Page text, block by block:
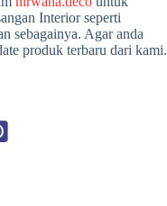
Interior seperti
sebagainya. Agar anda
produk terbaru dari kami.